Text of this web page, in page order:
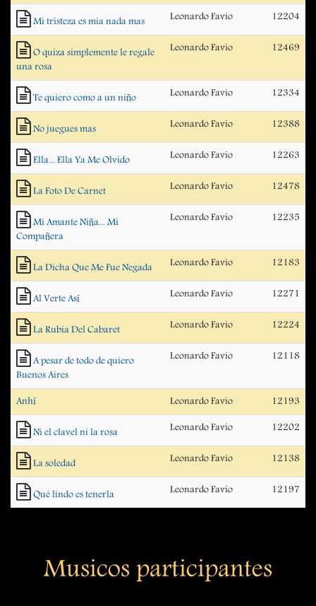
Mi tristeza es mia nada mas Leonardo Favio 12204
O quiza simplemente le regale
una rosa
Leonardo Favio 12469
Te quiero como a un niño Leonardo Favio 12334
No juegues mas Leonardo Favio 12388
Ella... Ella Ya Me Olvido Leonardo Favio 12263
La Foto De Carnet Leonardo Favio 12478
Mi Amante Niña... Mi
Compañera
Leonardo Favio 12235
La Dicha Que Me Fue Negada Leonardo Favio 12183
Al Verte Así Leonardo Favio 12271
La Rubia Del Cabaret Leonardo Favio 12224
A pesar de todo de quiero
Buenos Aires
Leonardo Favio 12118
Anhí Leonardo Favio 12193
Ni el clavel ni la rosa Leonardo Favio 12202
La soledad Leonardo Favio 12138
Qué lindo es tenerla Leonardo Favio 12197
Musicos participantes